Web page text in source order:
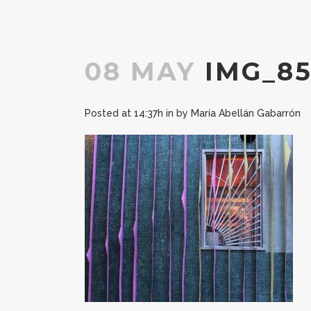
08 MAY
Posted at 14:37h in by María Abellán Gabarrón